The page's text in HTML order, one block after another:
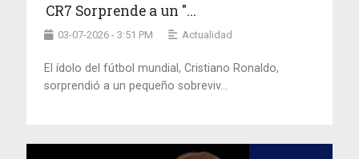
CR7 Sorprende a un "...
03-07-2026 - 3:51 PM Actualidad
El ídolo del fútbol mundial, Cristiano Ronaldo,
sorprendió a un pequeño sobreviv...